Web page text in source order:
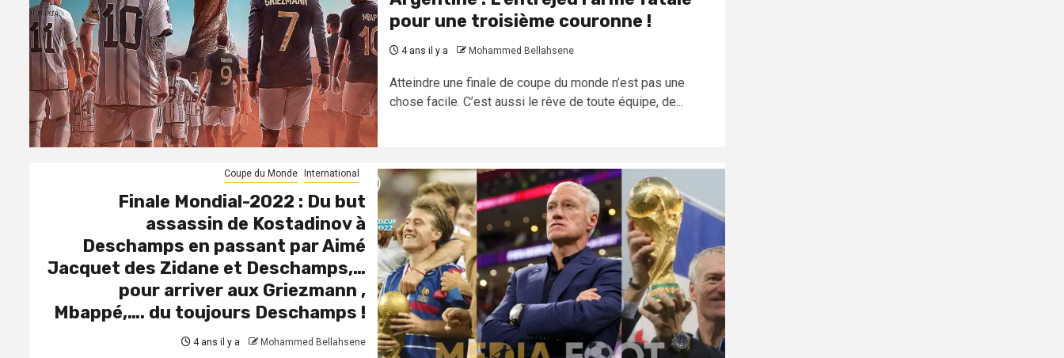
pour une troisième couronne !
4 ans il y a Mohammed Bellahsene
Atteindre une finale de coupe du monde n’est pas une
chose facile. C’est aussi le rêve de toute équipe, de...
Coupe du Monde International
Finale Mondial-2022 : Du but
assassin de Kostadinov à
Deschamps en passant par Aimé
Jacquet des Zidane et Deschamps,…
pour arriver aux Griezmann ,
Mbappé,…. du toujours Deschamps !
4 ans il y a Mohammed Bellahsene